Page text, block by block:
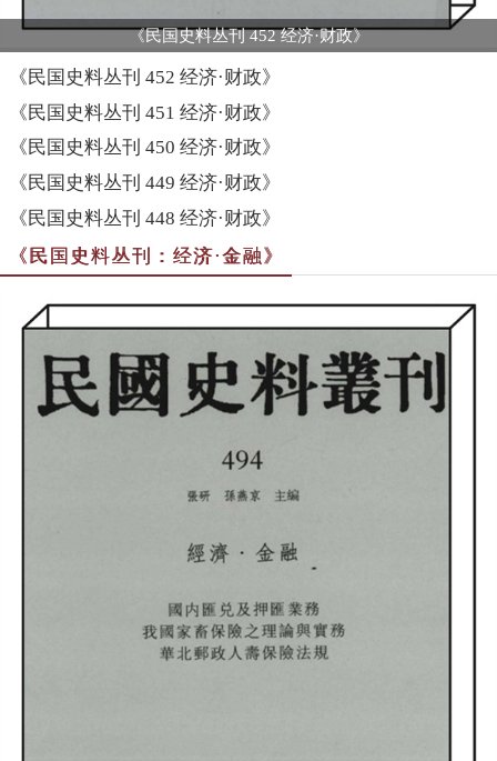
《民国史料丛刊 452 经济·财政》
《民国史料丛刊 452 经济·财政》
《民国史料丛刊 451 经济·财政》
《民国史料丛刊 450 经济·财政》
《民国史料丛刊 449 经济·财政》
《民国史料丛刊 448 经济·财政》
《民国史料丛刊：经济·金融》